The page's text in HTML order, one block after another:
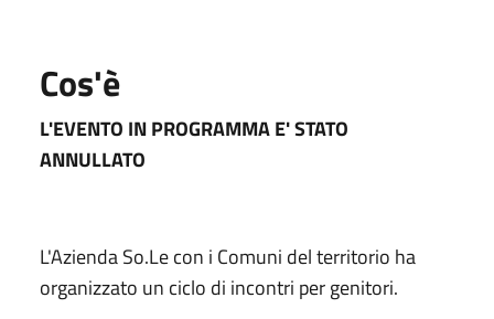
Cos'è
L'EVENTO IN PROGRAMMA E' STATO
ANNULLATO
L'Azienda So.Le con i Comuni del territorio ha
organizzato un ciclo di incontri per genitori.